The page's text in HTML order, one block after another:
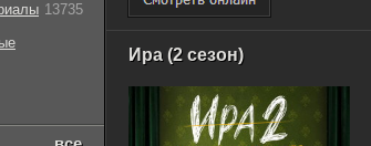
Ира (2 сезон)
13735